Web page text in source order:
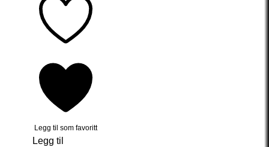
Legg til som favoritt
Legg til